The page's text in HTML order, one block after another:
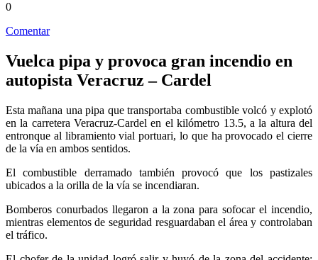
0
Comentar
Vuelca pipa y provoca gran incendio en
autopista Veracruz – Cardel
Esta mañana una pipa que transportaba combustible volcó y explotó
en la carretera Veracruz-Cardel en el kilómetro 13.5, a la altura del
entronque al libramiento vial portuari, lo que ha provocado el cierre
de la vía en ambos sentidos.
El combustible derramado también provocó que los pastizales
ubicados a la orilla de la vía se incendiaran.
Bomberos conurbados llegaron a la zona para sofocar el incendio,
mientras elementos de seguridad resguardaban el área y controlaban
el tráfico.